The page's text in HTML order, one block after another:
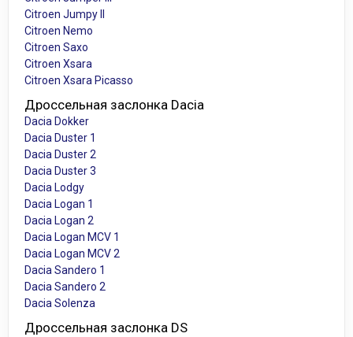
Citroen Jumpy II
Citroen Nemo
Citroen Saxo
Citroen Xsara
Citroen Xsara Picasso
Дроссельная заслонка Dacia
Dacia Dokker
Dacia Duster 1
Dacia Duster 2
Dacia Duster 3
Dacia Lodgy
Dacia Logan 1
Dacia Logan 2
Dacia Logan MCV 1
Dacia Logan MCV 2
Dacia Sandero 1
Dacia Sandero 2
Dacia Solenza
Дроссельная заслонка DS